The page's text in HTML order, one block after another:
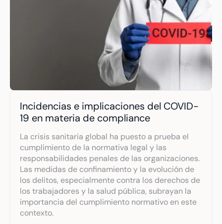
Incidencias e implicaciones del COVID-
19 en materia de compliance
La crisis sanitaria global ha puesto a prueba el
cumplimiento de la normativa legal y las
responsabilidades penales de las organizaciones.
Las medidas de confinamiento y la evolución de
los delitos, especialmente contra los derechos de
los trabajadores y la salud pública, subrayan la
importancia del cumplimiento normativo en este
contexto.